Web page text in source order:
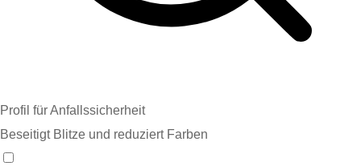
Profil für Anfallssicherheit
Beseitigt Blitze und reduziert Farben